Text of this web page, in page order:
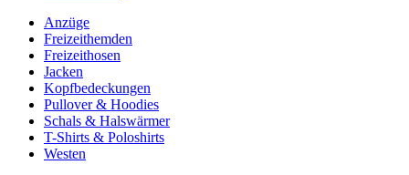
Anzüge
Freizeithemden
Freizeithosen
Jacken
Kopfbedeckungen
Pullover & Hoodies
Schals & Halswärmer
T-Shirts & Poloshirts
Westen